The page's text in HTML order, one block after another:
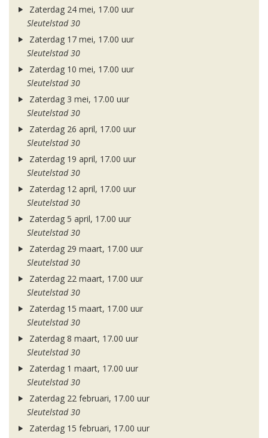
Zaterdag 24 mei, 17.00 uur
Sleutelstad 30
Zaterdag 17 mei, 17.00 uur
Sleutelstad 30
Zaterdag 10 mei, 17.00 uur
Sleutelstad 30
Zaterdag 3 mei, 17.00 uur
Sleutelstad 30
Zaterdag 26 april, 17.00 uur
Sleutelstad 30
Zaterdag 19 april, 17.00 uur
Sleutelstad 30
Zaterdag 12 april, 17.00 uur
Sleutelstad 30
Zaterdag 5 april, 17.00 uur
Sleutelstad 30
Zaterdag 29 maart, 17.00 uur
Sleutelstad 30
Zaterdag 22 maart, 17.00 uur
Sleutelstad 30
Zaterdag 15 maart, 17.00 uur
Sleutelstad 30
Zaterdag 8 maart, 17.00 uur
Sleutelstad 30
Zaterdag 1 maart, 17.00 uur
Sleutelstad 30
Zaterdag 22 februari, 17.00 uur
Sleutelstad 30
Zaterdag 15 februari, 17.00 uur